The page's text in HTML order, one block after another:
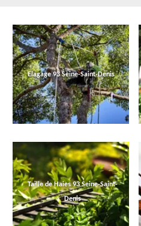
Elagage 93 Seine-Saint-Denis
Taille de Haies 93 Seine-Saint-
Denis